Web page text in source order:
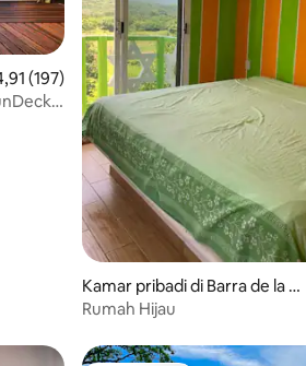
rata-rata 4,91 dari 5, 197 ulasan
(197)
Kamar pribadi di Barra de la C
ruz
Rumah Hijau